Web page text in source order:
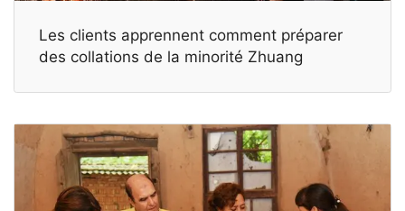
Les clients apprennent comment préparer
des collations de la minorité Zhuang